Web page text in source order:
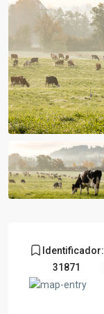
Identificador:
31871